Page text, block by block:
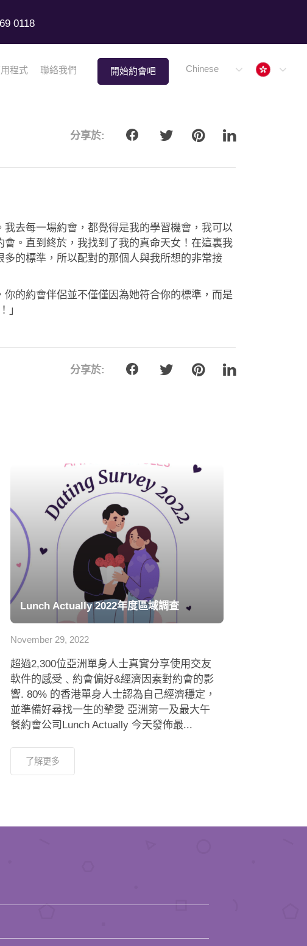
0118
程式 聯絡我們 開始約會吧 Chinese Hong
分享於:
去每一場約會，都覺得是我的學習機會，我可以
。直到終於，我找到了我的真命天女！在這裏我
的標準，所以配對的那個人與我所想的非常接
的約會伴侶並不僅僅因為她符合你的標準，而是
」
分享於:
Lunch Actually 2022年度區域調查
November 29, 2022
超過2,300位亞洲單身人士真實分享使用交友
軟件的感受﹑約會偏好&經濟因素對約會的影
響. 80% 的香港單身人士認為自己經濟穩定，
並準備好尋找一生的摯愛 亞洲第一及最大午
餐約會公司Lunch Actually 今天發佈最...
了解更多